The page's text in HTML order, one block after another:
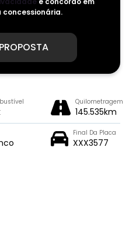
concessionária.
Quilometragem
145.535km
Final Da Placa
XXX3577